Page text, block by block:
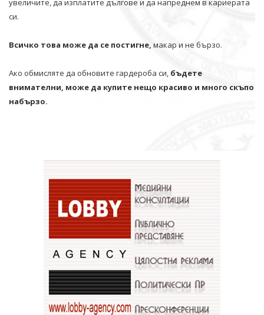
увеличите, да изплатите дългове и да напреднем в кариерата
си.
Всичко това може да се постигне, макар и не бързо.
Ако обмисляте да обновите гардероба си, бъдете
внимателни, може да купите нещо красиво и много скъпо
набързо.